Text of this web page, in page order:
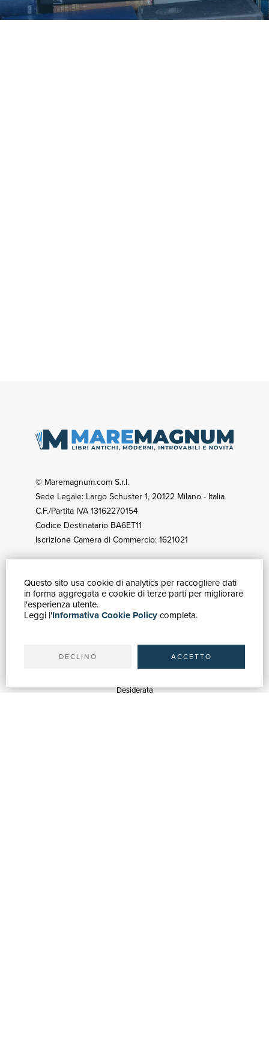
Questo sito usa cookie di analytics per raccogliere dati
in forma aggregata e cookie di terze parti per migliorare
l'esperienza utente.
Leggi l'Informativa Cookie Policycompleta.
DECLINO ACCETTO
© Maremagnum.com S.r.l.
Sede Legale: Largo Schuster 1, 20122 Milano - Italia
C.F./Partita IVA 13162270154
Codice Destinatario BA6ET11
Iscrizione Camera di Commercio: 1621021
GUIDA ACQUISTI
Ricerca avanzata
Spedizioni
Desiderata